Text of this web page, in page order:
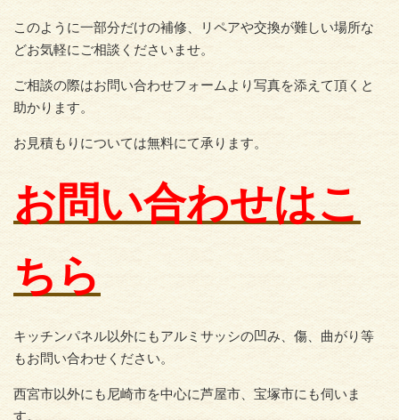
このように一部分だけの補修、リペアや交換が難しい場所な
どお気軽にご相談くださいませ。
ご相談の際はお問い合わせフォームより写真を添えて頂くと
助かります。
お見積もりについては無料にて承ります。
お問い合わせはこ
ちら
キッチンパネル以外にもアルミサッシの凹み、傷、曲がり等
もお問い合わせください。
西宮市以外にも尼崎市を中心に芦屋市、宝塚市にも伺いま
す。